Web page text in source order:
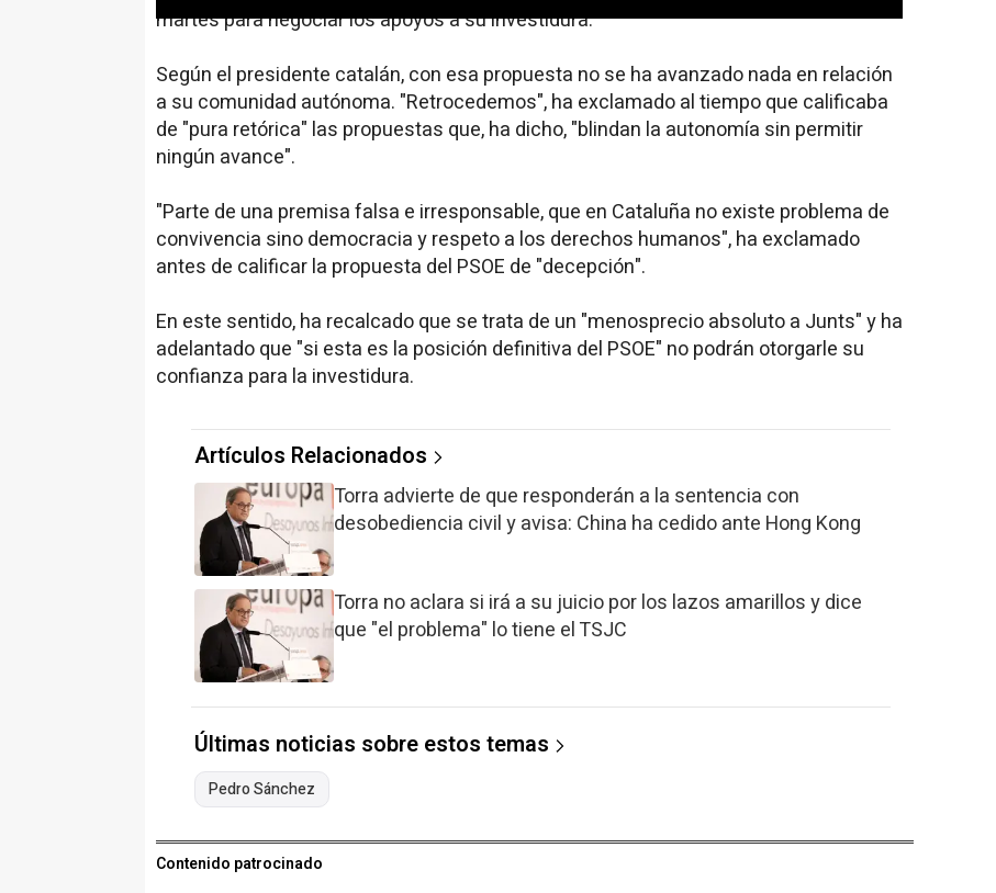
martes para negociar los apoyos a su investidura.
Según el presidente catalán, con esa propuesta no se ha avanzado nada en relación
a su comunidad autónoma. "Retrocedemos", ha exclamado al tiempo que calificaba
de "pura retórica" las propuestas que, ha dicho, "blindan la autonomía sin permitir
ningún avance".
"Parte de una premisa falsa e irresponsable, que en Cataluña no existe problema de
convivencia sino democracia y respeto a los derechos humanos", ha exclamado
antes de calificar la propuesta del PSOE de "decepción".
En este sentido, ha recalcado que se trata de un "menosprecio absoluto a Junts" y ha
adelantado que "si esta es la posición definitiva del PSOE" no podrán otorgarle su
confianza para la investidura.
Artículos Relacionados
Torra advierte de que responderán a la sentencia con
desobediencia civil y avisa: China ha cedido ante Hong Kong
Torra no aclara si irá a su juicio por los lazos amarillos y dice
que "el problema" lo tiene el TSJC
Últimas noticias sobre estos temas
Pedro Sánchez
Contenido patrocinado